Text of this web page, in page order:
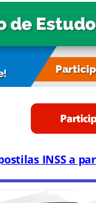
INSS a